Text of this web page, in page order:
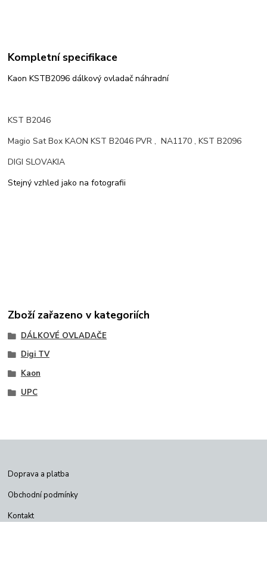
Kompletní specifikace
Kaon KSTB2096 dálkový ovladač náhradní
KST B2046
Magio Sat Box KAON KST B2046 PVR , NA1170 , KST B2096
DIGI SLOVAKIA
Stejný vzhled jako na fotografii
Zboží zařazeno v kategoriích
DÁLKOVÉ OVLADAČE
Digi TV
Kaon
UPC
Doprava a platba
Obchodní podmínky
Kontakt